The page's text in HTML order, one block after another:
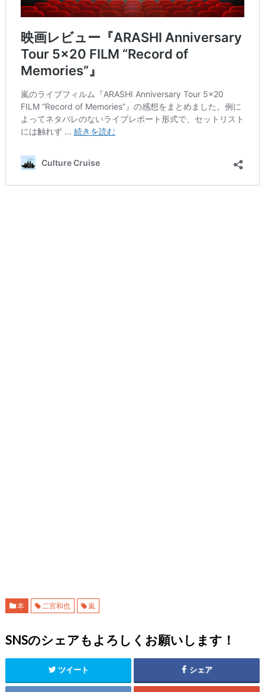
本 二宮和也 嵐
SNSのシェアもよろしくお願いします！
ツイート シェア